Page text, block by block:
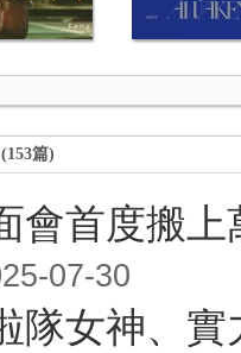
篇)
會首度搬
07-30
隊女神、